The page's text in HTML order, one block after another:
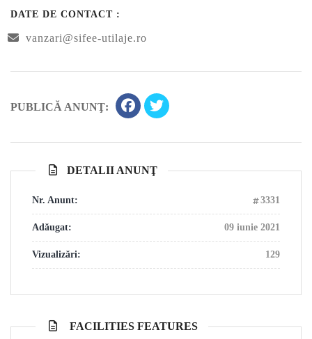
DATE DE CONTACT :
vanzari@sifee-utilaje.ro
PUBLICĂ ANUNŢ:
DETALII ANUNŢ
Nr. Anunt: 3331
Adăugat: 09 iunie 2021
Vizualizări: 129
FACILITIES FEATURES